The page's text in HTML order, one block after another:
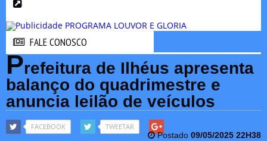
FALE CONOSCO
Prefeitura de Ilhéus apresenta
balanço do quadrimestre e
anuncia leilão de veículos
FACEBOOK TWEETAR
Postado 09/05/2025 22H38